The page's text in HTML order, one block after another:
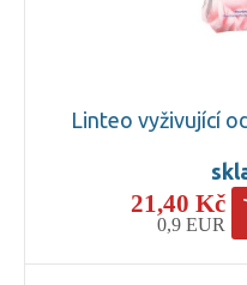
Linteo vyživující
21,40 Kč
0,9 EUR